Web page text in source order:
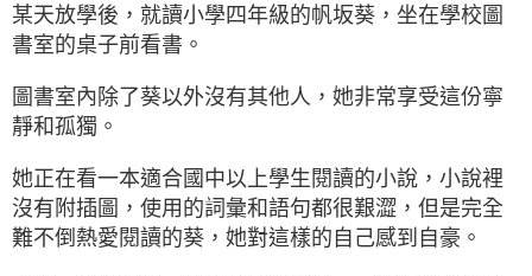
某天放學後，就讀小學四年級的帆坂葵，坐在學校圖
書室的桌子前看書。
圖書室內除了葵以外沒有其他人，她非常享受這份寧
靜和孤獨。
她正在看一本適合國中以上學生閱讀的小說，小說裡
沒有附插圖，使用的詞彙和語句都很艱澀，但是完全
難不倒熱愛閱讀的葵，她對這樣的自己感到自豪。